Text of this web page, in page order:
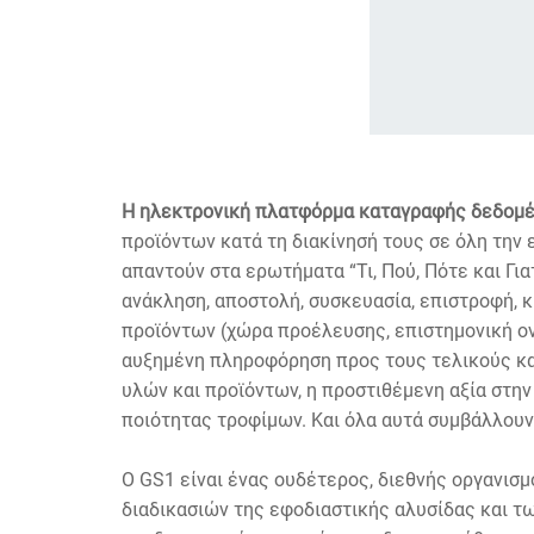
Η ηλεκτρονική πλατφόρμα καταγραφής
προϊόντων κατά τη διακίνησή τους σε όλη
απαντούν στα ερωτήματα “Τι, Πού, Πότε και
ανάκληση, αποστολή, συσκευασία, επιστροφή,
προϊόντων (χώρα προέλευσης, επιστημονική
αυξημένη πληροφόρηση προς τους τελικούς
υλών και προϊόντων, η προστιθέμενη αξία
ποιότητας τροφίμων. Και όλα αυτά
Ο GS1 είναι ένας ουδέτερος, διεθνής
διαδικασιών της εφοδιαστικής αλυσίδας και